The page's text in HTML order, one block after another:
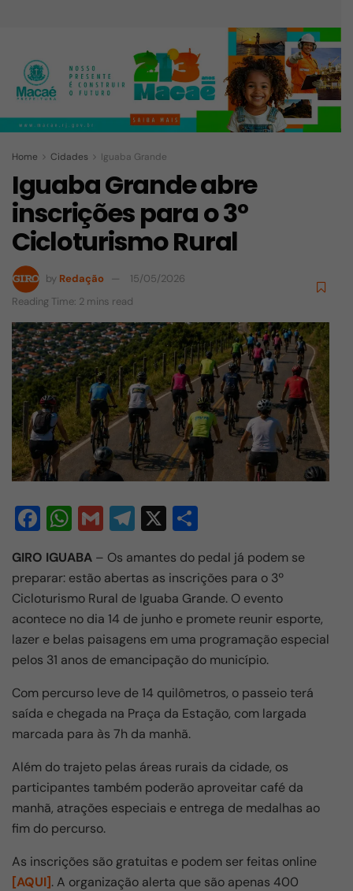
Home Cidades Iguaba Grande
Iguaba Grande abre
inscrições para o 3º
Cicloturismo Rural
by Redação
15/05/2026
Reading Time: 2 mins read
F
a
c
e
b
o
o
k
W
at
s
A
p
p
G
m
ail
T
e
gr
a
m
X
ar
e
GIRO IGUABA – Os amantes do pedal já podem se
preparar: estão abertas as inscrições para o 3º
Cicloturismo Rural de Iguaba Grande. O evento
acontece no dia 14 de junho e promete reunir esporte,
lazer e belas paisagens em uma programação especial
pelos 31 anos de emancipação do município.
Com percurso leve de 14 quilômetros, o passeio terá
saída e chegada na Praça da Estação, com largada
marcada para às 7h da manhã.
Além do trajeto pelas áreas rurais da cidade, os
participantes também poderão aproveitar café da
manhã, atrações especiais e entrega de medalhas ao
fim do percurso.
As inscrições são gratuitas e podem ser feitas online
[AQUI]. A organização alerta que são apenas 400